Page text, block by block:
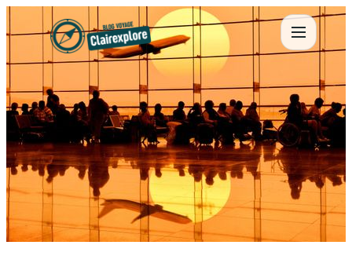
Aller
au
contenu